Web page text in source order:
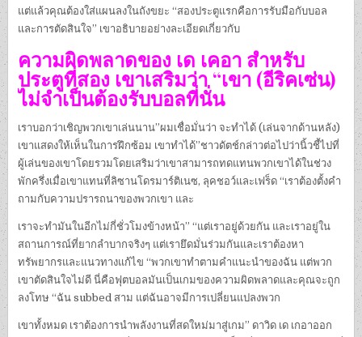
แต่แล้วคุณต้องใส่แผนลงในถังขยะ “สองประตูแรกคือการรับมือกับบอล
และการตัดสินใจ” เขาอธิบายอย่างละเอียดเกี่ยวกับ
ความผิดพลาดของ เด เคอา สําหรับ
ประตูที่สอง เขาเสริมว่า “เขา (อีริคเซ่น)
ไม่จําเป็นต้องรับบอลที่นั่น
เราบอกว่าเชิญพวกเขาเล่นนาน”ผมเชื่อมั่นว่า จะทําได้ (เล่นจากด้านหลัง)
เขาแสดงให้เห็นในการฝึกซ้อม เขาทําได้”ชาวดัตช์กล่าวต่อไปว่านิ้วชี้ไปที่
ผู้เล่นของเขาโดยรวมโดยเสริมว่าเขาสามารถทดแทนพวกเขาได้ในช่วง
พักครึ่งเมื่อเขาแทนที่ลิซานโดรมาร์ติเนซ, ลุคชอว์และเฟร็ด “เราต้องตั้งคํา
ถามกับความปรารถนาของพวกเขา และ
เราจะทํามันในอีกไม่กี่ชั่วโมงข้างหน้า” “แต่เราอยู่ด้วยกัน และเราอยู่ใน
สถานการณ์ที่ยากลําบากจริงๆ แต่เรายึดมั่นร่วมกันและเราต้องหา
ทรัพยากรและแนวทางแก้ไข “พวกเขาทําตามคําแนะนําของฉัน แต่พวก
เขาตัดสินใจไม่ดี นี่คือฟุตบอลมันเป็นเกมของความผิดพลาดและคุณจะถูก
ลงโทษ “ฉัน subbed สาม แต่ฉันอาจมีการเปลี่ยนแปลงพวก
เขาทั้งหมด เราต้องการนําพลังงานที่สดใหม่มาสู่เกม” ดาวิด เด เกอาออก